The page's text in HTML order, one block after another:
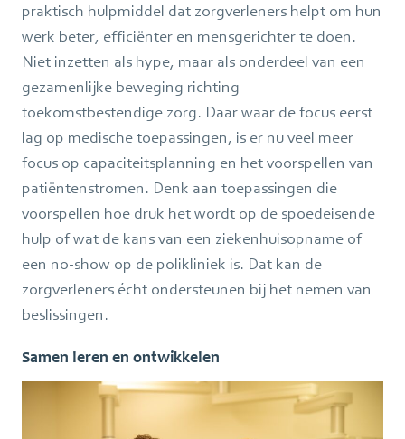
praktisch hulpmiddel dat zorgverleners helpt om hun
werk beter, efficiënter en mensgerichter te doen.
Niet inzetten als hype, maar als onderdeel van een
gezamenlijke beweging richting
toekomstbestendige zorg. Daar waar de focus eerst
lag op medische toepassingen, is er nu veel meer
focus op capaciteitsplanning en het voorspellen van
patiëntenstromen. Denk aan toepassingen die
voorspellen hoe druk het wordt op de spoedeisende
hulp of wat de kans van een ziekenhuisopname of
een no-show op de polikliniek is. Dat kan de
zorgverleners écht ondersteunen bij het nemen van
beslissingen.
Samen leren en ontwikkelen